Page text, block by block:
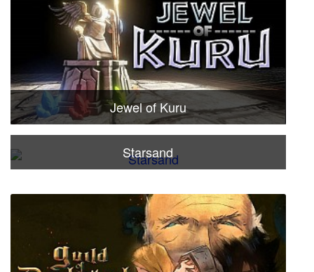
Jewel of Kuru
Starsand